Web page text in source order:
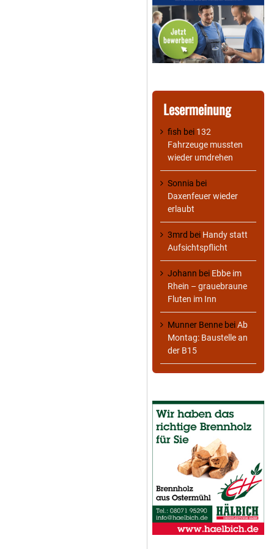
Lesermeinung
fish bei 132
Fahrzeuge mussten
wieder umdrehen
Sonnia bei
Daxenfeuer wieder
erlaubt
3mrd bei Handy statt
Aufsichtspflicht
Johann bei Ebbe im
Rhein – grauebraune
Fluten im Inn
Munner Benne beiAb
Montag: Baustelle an
der B15